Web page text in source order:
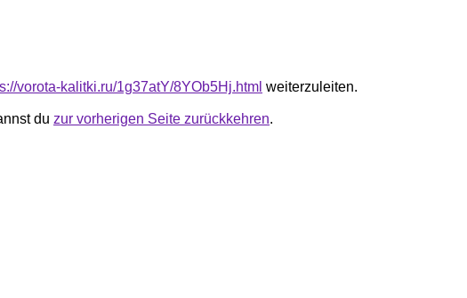
vorota-kalitki.ru/1g37atY/8YOb5Hj.html weiterzuleiten.
du zur vorherigen Seite zurückkehren.